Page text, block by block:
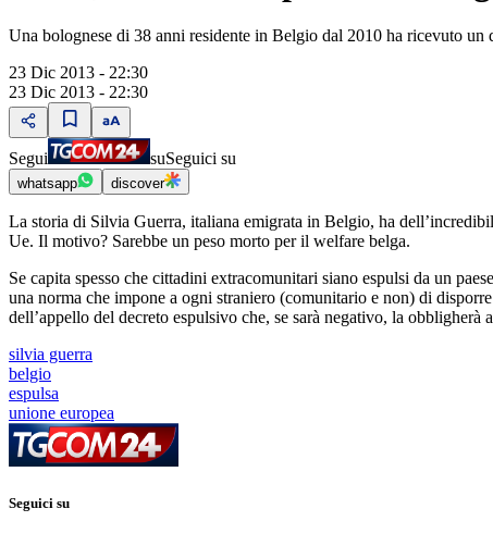
Una bolognese di 38 anni residente in Belgio dal 2010 ha ricevuto
23 Dic 2013 - 22:30
23 Dic 2013 - 22:30
Segui suSeguici su
whatsapp discover
La storia di Silvia Guerra, italiana emigrata in Belgio, ha
Ue. Il motivo? Sarebbe un peso morto per il welfare belga.
Se capita spesso che cittadini extracomunitari siano espulsi da un
una norma che impone a ogni straniero (comunitario e non) di
dell’appello del decreto espulsivo che, se sarà negativo, la obbligherà
silvia guerra
belgio
espulsa
unione europea
Seguici su